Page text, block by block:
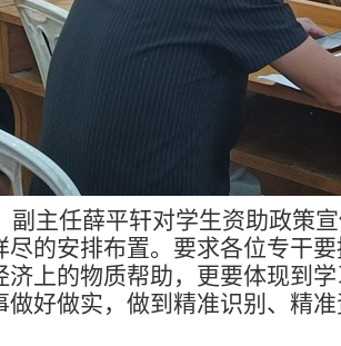
副主任薛平轩对学生资助政策
尽的安排布置。要求各位专干
济上的物质帮助，更要体现到
做好做实，做到精准识别、精